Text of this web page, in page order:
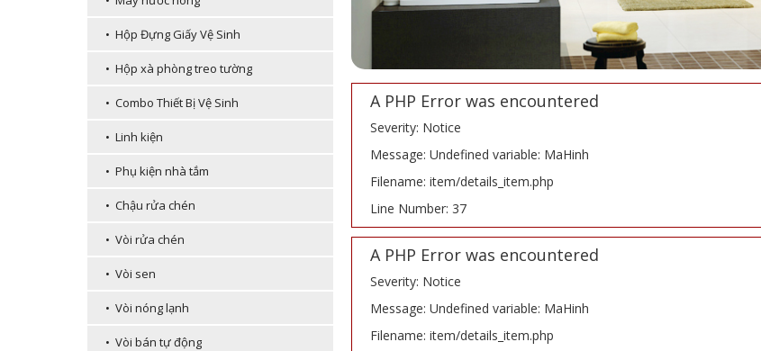
• Hộp Đựng Giấy Vệ Sinh
• Hộp xà phòng treo tường
• Combo Thiết Bị Vệ Sinh
• Linh kiện
• Phụ kiện nhà tắm
• Chậu rửa chén
• Vòi rửa chén
• Vòi sen
• Vòi nóng lạnh
• Vòi bán tự động
A PHP Error was encountered
Severity: Notice
Message: Undefined variable: MaHinh
Filename: item/details_item.php
Line Number: 37
A PHP Error was encountered
Severity: Notice
Message: Undefined variable: MaHinh
Filename: item/details_item.php